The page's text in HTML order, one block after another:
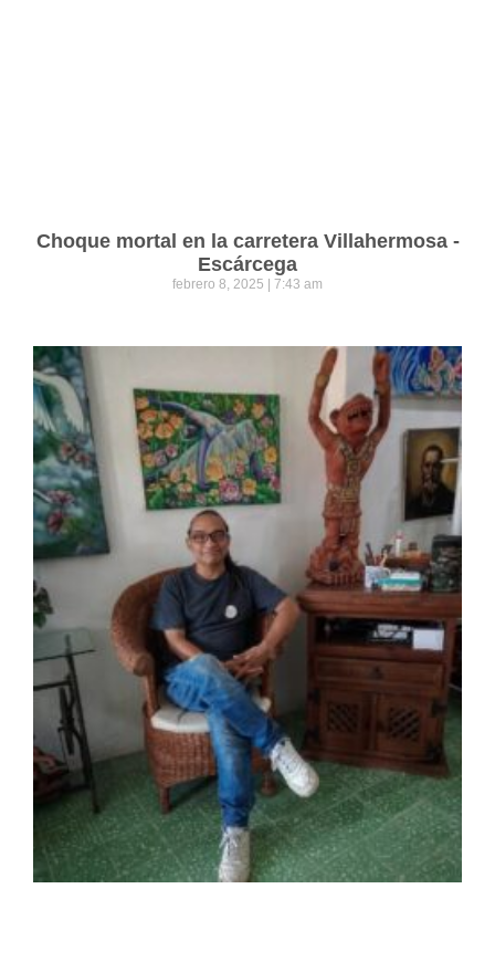
Choque mortal en la carretera Villahermosa -
Escárcega
febrero 8, 2025 7:43 am